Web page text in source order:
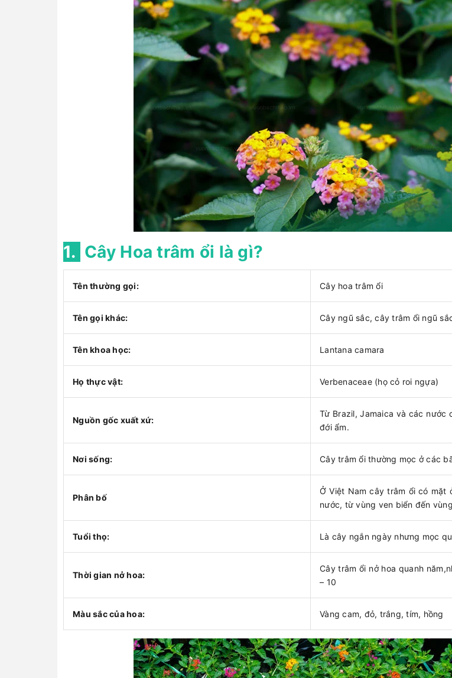
1. Cây Hoa trâm ổi là gì?
Tên thường gọi: Cây hoa trâm ổi
Tên gọi khác: Cây ngũ sắc, cây trâm ổi ngũ
Tên khoa học: Lantana camara
Họ thực vật: Verbenaceae (họ cỏ roi ngựa)
Nguồn gốc xuất xứ:
Từ Brazil, Jamaica và các nước
đới ẩm.
Nơi sống: Cây trâm ổi thường mọc ở các
Phân bố
Ở Việt Nam cây trâm ổi có mặt
nước, từ vùng ven biển đến
Tuổi thọ: Là cây ngắn ngày nhưng mọc
Thời gian nở hoa:
Cây trâm ổi nở hoa quanh
– 10
Màu sắc của hoa: Vàng cam, đỏ, trắng, tím, hồng